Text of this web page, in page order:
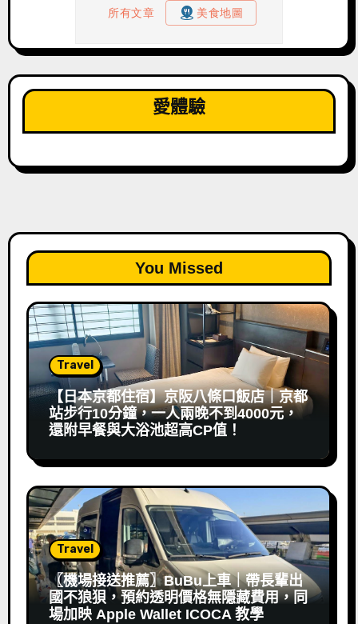
愛體驗
You Missed
Travel
【日本京都住宿】京阪八條口飯店｜京都
站步行10分鐘，一人兩晚不到4000元，
還附早餐與大浴池超高CP值！
Travel
〖機場接送推薦〗BuBu上車｜帶長輩出
國不狼狽，預約透明價格無隱藏費用，同
場加映 Apple Wallet ICOCA 教學